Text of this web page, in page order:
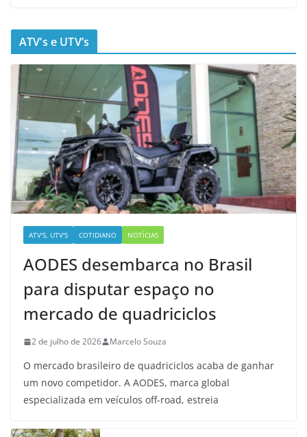
ATV’s e UTV’s
ATV'S, UTV'S COTIDIANO NOTÍCIAS
AODES desembarca no Brasil
para disputar espaço no
mercado de quadriciclos
2 de julho de 2026 Marcelo Souza
O mercado brasileiro de quadriciclos acaba de ganhar
um novo competidor. A AODES, marca global
especializada em veículos off-road, estreia